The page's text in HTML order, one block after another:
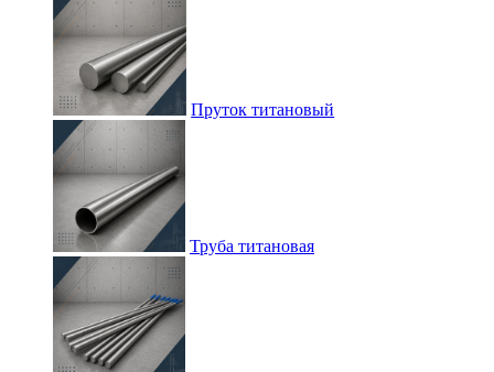
Пруток титановый
Труба титановая